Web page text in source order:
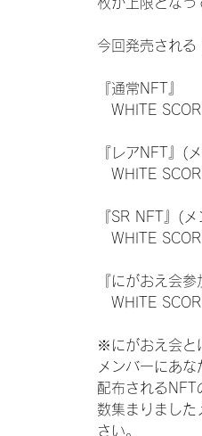
今回発売される
『通常NFT』
WHITE
『レアNFT』(
WHITE
『SR NFT』(
WHITE
『にがおえ会
WHITE
※にがおえ会と
メンバーにあ
配布されるNFT
数集まりました
さい。